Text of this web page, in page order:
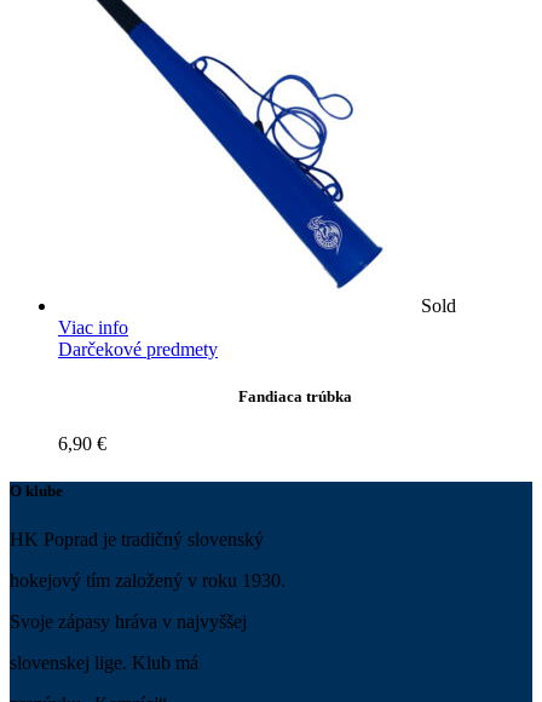
Sold
Viac info
Darčekové predmety
Fandiaca trúbka
6,90 €
O klube
HK Poprad je tradičný slovenský
hokejový tím založený v roku 1930.
Svoje zápasy hráva v najvyššej
slovenskej lige. Klub má